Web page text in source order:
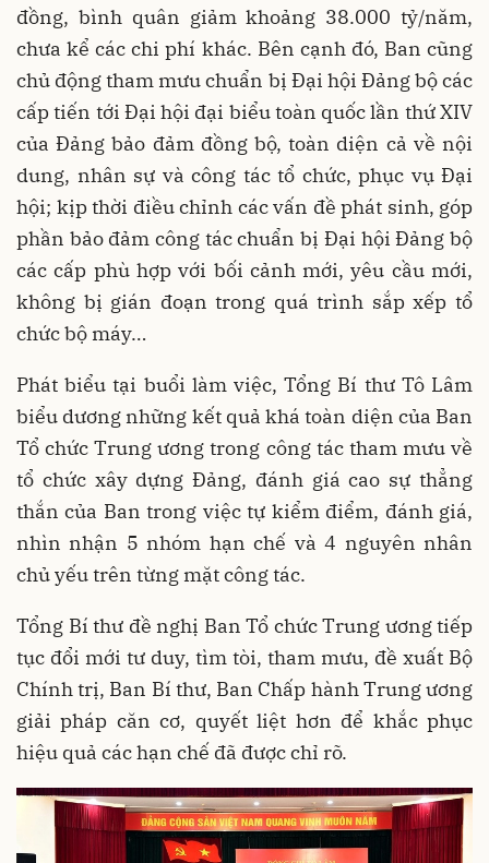
đồng, bình quân giảm khoảng 38.000 tỷ/năm,
chưa kể các chi phí khác. Bên cạnh đó, Ban cũng
chủ động tham mưu chuẩn bị Đại hội Đảng bộ các
cấp tiến tới Đại hội đại biểu toàn quốc lần thứ XIV
của Đảng bảo đảm đồng bộ, toàn diện cả về nội
dung, nhân sự và công tác tổ chức, phục vụ Đại
hội; kịp thời điều chỉnh các vấn đề phát sinh, góp
phần bảo đảm công tác chuẩn bị Đại hội Đảng bộ
các cấp phù hợp với bối cảnh mới, yêu cầu mới,
không bị gián đoạn trong quá trình sắp xếp tổ
chức bộ máy…
Phát biểu tại buổi làm việc, Tổng Bí thư Tô Lâm
biểu dương những kết quả khá toàn diện của Ban
Tổ chức Trung ương trong công tác tham mưu về
tổ chức xây dựng Đảng, đánh giá cao sự thẳng
thắn của Ban trong việc tự kiểm điểm, đánh giá,
nhìn nhận 5 nhóm hạn chế và 4 nguyên nhân
chủ yếu trên từng mặt công tác.
Tổng Bí thư đề nghị Ban Tổ chức Trung ương tiếp
tục đổi mới tư duy, tìm tòi, tham mưu, đề xuất Bộ
Chính trị, Ban Bí thư, Ban Chấp hành Trung ương
giải pháp căn cơ, quyết liệt hơn để khắc phục
hiệu quả các hạn chế đã được chỉ rõ.